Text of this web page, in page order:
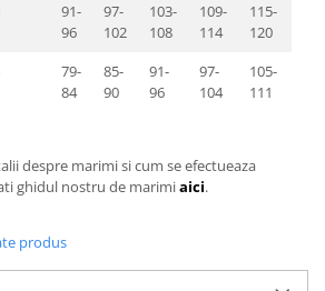
91-
96
97-
102
103-
108
109-
114
115-
120
79-
84
85-
90
91-
96
97-
104
105-
111
despre marimi si cum se efectueaza
ghidul nostru de marimiaici.
produs